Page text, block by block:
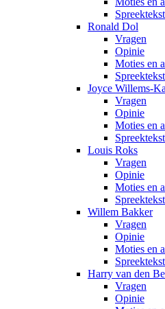
Ronald Dol
Vragen
Opinie
Moties en
Joyce Willems-
Vragen
Opinie
Moties en
Louis Roks
Vragen
Opinie
Moties en
Willem Bakker
Vragen
Opinie
Moties en
Harry van den
Vragen
Opinie